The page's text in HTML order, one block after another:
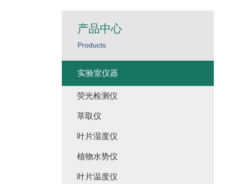
产品中心
Products
实验室仪器
荧光检测仪
萃取仪
叶片湿度仪
植物水势仪
叶片温度仪